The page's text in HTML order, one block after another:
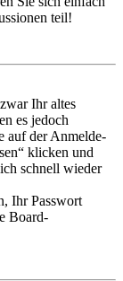
teil!
Ihr altes
es jedoch
auf der Anmelde-
klicken und
schnell wieder
Ihr Passwort
Board-